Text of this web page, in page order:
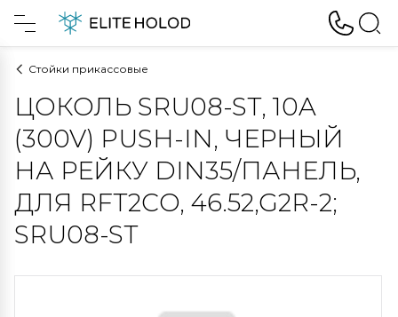
Стойки прикассовые
ЦОКОЛЬ SRU08-ST, 10A
(300V) PUSH-IN, ЧЕРНЫЙ
НА РЕЙКУ DIN35/ПАНЕЛЬ,
ДЛЯ RFT2CO, 46.52,G2R-2;
SRU08-ST